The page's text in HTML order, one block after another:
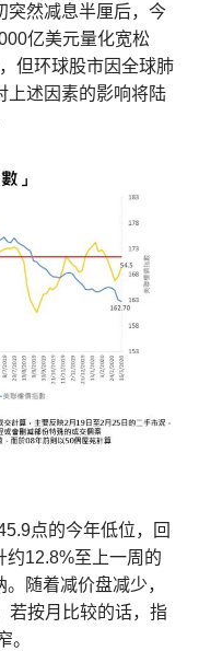
突然减息半厘后，今
亿美元量化宽松
但环球股市因全球肺
上述因素的影响将陆
点的今年低位，回
约12.8%至上一周的
随着减价盘减少，
若按月比较的话，指
。